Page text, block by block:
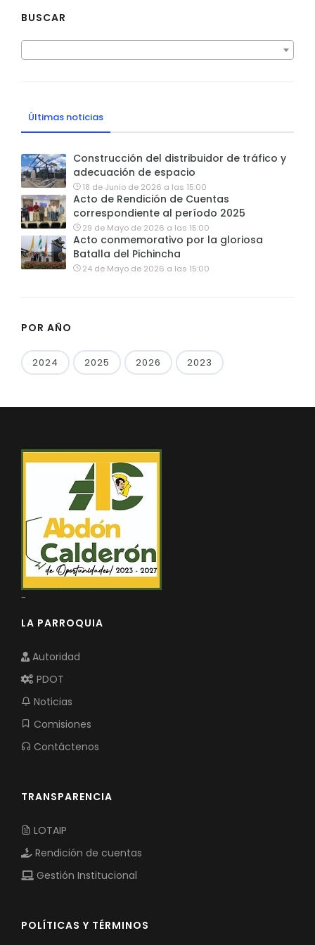
BUSCAR
Últimas noticias
Construcción del distribuidor de tráfico y
adecuación de espacio
18 de Junio de 2026 a las 15:00
Acto de Rendición de Cuentas
correspondiente al período 2025
29 de Mayo de 2026 a las 15:00
Acto conmemorativo por la gloriosa
Batalla del Pichincha
24 de Mayo de 2026 a las 15:00
POR AÑO
2024 2025 2026 2023
-
LA PARROQUIA
Autoridad
PDOT
Noticias
Comisiones
Contáctenos
TRANSPARENCIA
LOTAIP
Rendición de cuentas
Gestión Institucional
POLÍTICAS Y TÉRMINOS